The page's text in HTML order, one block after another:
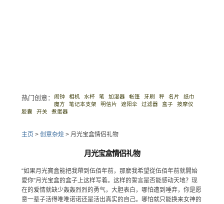
热门创意： 闹钟 相机 水杯 笔 加湿器 帐篷 牙刷 秤 名片
纸巾
魔方
笔记本支架 明信片 遮阳伞 过滤器 盒子
按摩仪
胶囊
开关 煮蛋器
主页 > 创意杂烩> 月光宝盒情侣礼物
月光宝盒情侣礼物
“如果月光寶盒能把我帶到伍佰年前，那麼我希望從伍佰年前就開始
愛你”月光宝盒的盒子上这样写着。这样的誓言是否能感动天地？现
在的爱情就缺少轰轰烈烈的勇气，大胆表白，哪怕遭到唾弃，你是愿
意一辈子活得唯唯诺诺还是活出真实的自己。哪怕就只能换来女神的